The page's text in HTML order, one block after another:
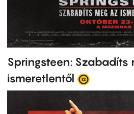
Springsteen: Szabadíts
ismeretlentől